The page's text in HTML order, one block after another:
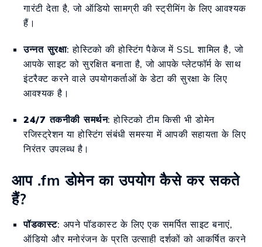
गारंटी देता है, जो ऑडियो सामग्री की स्ट्रीमिंग के लिए आवश्यक
हैं।
उन्नत सुरक्षा: होस्टिको की होस्टिंग पैकेज में SSL शामिल है, जो
आपके साइट को सुरक्षित बनाता है, जो आपके प्लेटफॉर्म के साथ
इंटरैक्ट करने वाले उपयोगकर्ताओं के डेटा की सुरक्षा के लिए
आवश्यक है।
24/7 तकनीकी समर्थन: होस्टिको टीम किसी भी डोमेन
रजिस्ट्रेशन या होस्टिंग संबंधी समस्या में आपकी सहायता के लिए
निरंतर उपलब्ध है।
आप .fm डोमेन का उपयोग कैसे कर सकते
हैं?
पॉडकास्ट: अपने पॉडकास्ट के लिए एक समर्पित साइट बनाएं,
ऑडियो और मनोरंजन के प्रति उत्साही दर्शकों को आकर्षित करने